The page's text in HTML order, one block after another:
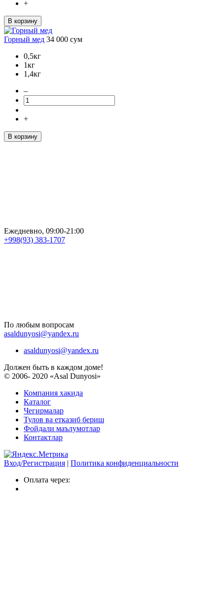
+
В корзину
Горный мед 34 000 сум
0,5кг
1кг
1,4кг
–
+
В корзину
Ежедневно, 09:00-21:00
+998(93) 383-1707
По любым вопросам
asaldunyosi@yandex.ru
asaldunyosi@yandex.ru
Должен быть в каждом доме!
© 2006- 2020 «Asal Dunyosi»
Компания хакида
Каталог
Чегирмалар
Тулов ва етказиб бериш
Фойдали маълумотлар
Контактлар
Вход/Регистрация | Политика конфиденциальности
Оплата через: